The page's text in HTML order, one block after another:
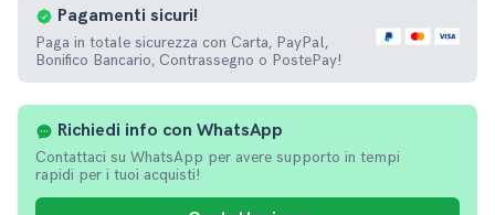
Richiedi info con WhatsApp
Contattaci su WhatsApp per avere supporto in tempi
rapidi per i tuoi acquisti!
Pagamenti sicuri!
Paga in totale sicurezza con Carta, PayPal,
Bonifico Bancario, Contrassegno o PostePay!